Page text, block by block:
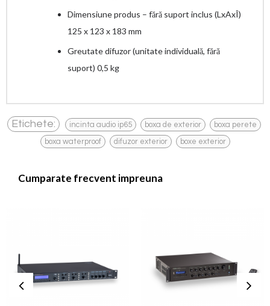
Dimensiune produs – fără suport inclus (LxAxÎ)
125 x 123 x 183 mm
Greutate difuzor (unitate individuală, fără
suport) 0,5 kg
Etichete: incinta audio ip65 boxa de exterior boxa perete
boxa waterproof , difuzor exterior , boxe exterior
Cumparate frecvent impreuna